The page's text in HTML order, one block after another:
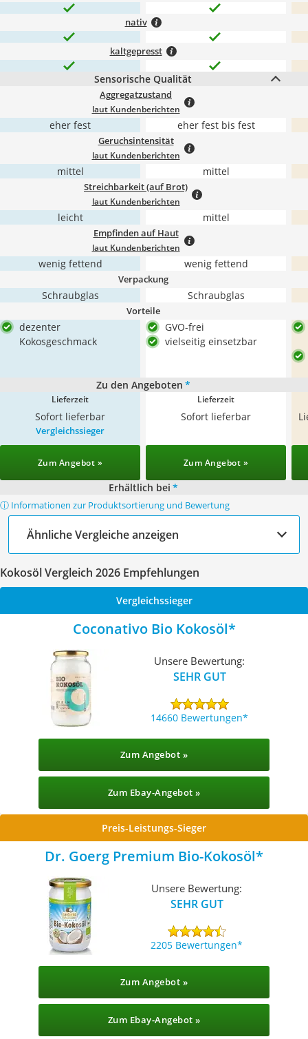
nativ
kaltgepresst
Sensorische Qualität
Aggregatzustand
laut Kundenberichten
eher fest eher fest bis fest
Geruchsintensität
laut Kundenberichten
mittel mittel
Streichbarkeit (auf Brot)
laut Kundenberichten
leicht mittel
Empfinden auf Haut
laut Kundenberichten
wenig fettend wenig fettend
Verpackung
Schraubglas Schraubglas
Vorteile
dezenter
Kokosgeschmack
GVO-frei
vielseitig einsetzbar
Zu den Angeboten *
Lieferzeit
Sofort lieferbar
Lieferzeit
Sofort lieferbar
Vergleichssieger
Zum Angebot » Zum Angebot »
Erhältlich bei *
ⓘ Informationen zur Produktsortierung und Bewertung
Ähnliche Vergleiche anzeigen
Kokosöl Vergleich 2026 Empfehlungen
Vergleichssieger
Coconativo Bio Kokosöl
Unsere Bewertung:
SEHR GUT
14660 Bewertungen
Zum Angebot »
Zum Ebay-Angebot »
Preis-Leistungs-Sieger
Dr. Goerg Premium Bio-Kokosöl
Unsere Bewertung:
SEHR GUT
2205 Bewertungen
Zum Angebot »
Zum Ebay-Angebot »